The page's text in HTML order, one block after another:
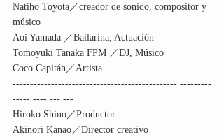
Natiho Toyota／creador de sonido, compositor y
músico
Aoi Yamada ／Bailarina, Actuación
Tomoyuki Tanaka FPM ／DJ, Músico
Coco Capitán／Artista
----------------------------------------------- ---------
----- ---- --- ---
Hiroko Shino／Productor
Akinori Kanao／Director creativo